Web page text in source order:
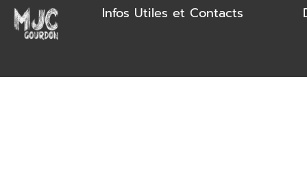
Infos Utiles et Contacts